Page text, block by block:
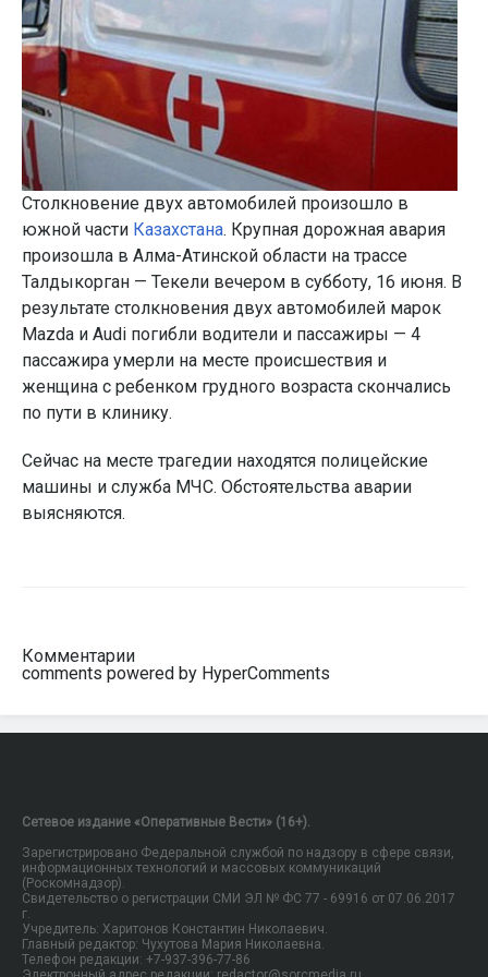
Столкновение двух автомобилей произошло в
южной части Казахстана. Крупная дорожная авария
произошла в Алма-Атинской области на трассе
Талдыкорган — Текели вечером в субботу, 16 июня. В
результате столкновения двух автомобилей марок
Mazda и Audi погибли водители и пассажиры — 4
пассажира умерли на месте происшествия и
женщина с ребенком грудного возраста скончались
по пути в клинику.
Сейчас на месте трагедии находятся полицейские
машины и служба МЧС. Обстоятельства аварии
выясняются.
Комментарии
comments powered by HyperComments
Сетевое издание «Оперативные Вести» (16+).
Зарегистрировано Федеральной службой по надзору в сфере связи,
информационных технологий и массовых коммуникаций
(Роскомнадзор).
Свидетельство о регистрации СМИ ЭЛ № ФС 77 - 69916 от 07.06.2017
г.
Учредитель: Харитонов Константин Николаевич.
Главный редактор: Чухутова Мария Николаевна.
Телефон редакции: +7-937-396-77-86